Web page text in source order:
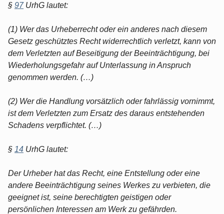
§ 97UrhG lautet:
(1) Wer das Urheberrecht oder ein anderes nach diesem
Gesetz geschütztes Recht widerrechtlich verletzt, kann von
dem Verletzten auf Beseitigung der Beeinträchtigung, bei
Wiederholungsgefahr auf Unterlassung in Anspruch
genommen werden. (…)
(2) Wer die Handlung vorsätzlich oder fahrlässig vornimmt,
ist dem Verletzten zum Ersatz des daraus entstehenden
Schadens verpflichtet. (…)
§ 14 UrhG lautet:
Der Urheber hat das Recht, eine Entstellung oder eine
andere Beeinträchtigung seines Werkes zu verbieten, die
geeignet ist, seine berechtigten geistigen oder
persönlichen Interessen am Werk zu gefährden.